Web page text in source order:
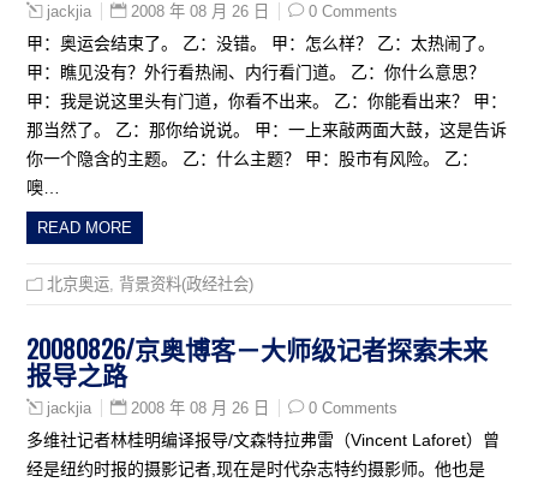
jackjia 2008 年 08 月 26 日 0 Comments
甲：奥运会结束了。 乙：没错。 甲：怎么样？ 乙：太热闹了。
甲：瞧见没有？外行看热闹、内行看门道。 乙：你什么意思？
甲：我是说这里头有门道，你看不出来。 乙：你能看出来？ 甲：
那当然了。 乙：那你给说说。 甲：一上来敲两面大鼓，这是告诉
你一个隐含的主题。 乙：什么主题？ 甲：股市有风险。 乙：
噢…
READ MORE
北京奥运 背景资料(政经社会)
20080826/京奥博客－大师级记者探索未来
报导之路
jackjia 2008 年 08 月 26 日 0 Comments
多维社记者林桂明编译报导/文森特拉弗雷（Vincent Laforet）曾
经是纽约时报的摄影记者,现在是时代杂志特约摄影师。他也是